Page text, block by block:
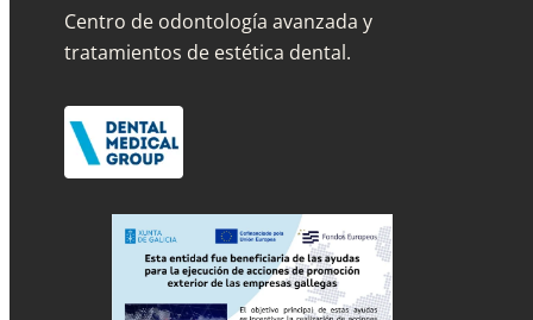
Centro de odontología avanzada y
tratamientos de estética dental.